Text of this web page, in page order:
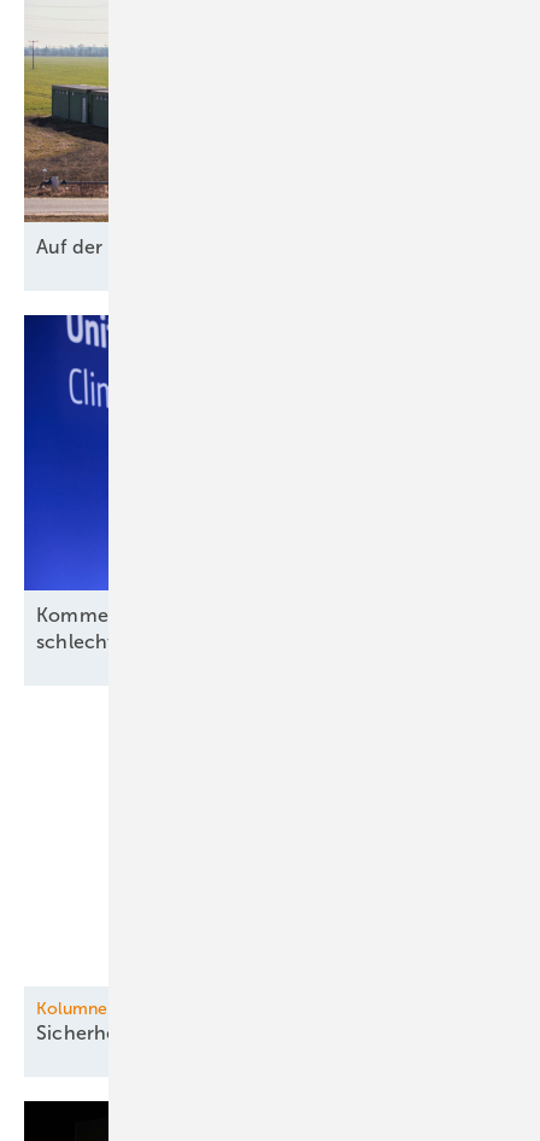
Auf der
Kommentar: Aus für Revolution Wind nach
schlechtem Deal, aber kein
Kolumne: Auf ein Wort
Sicherheitslücke Luft: